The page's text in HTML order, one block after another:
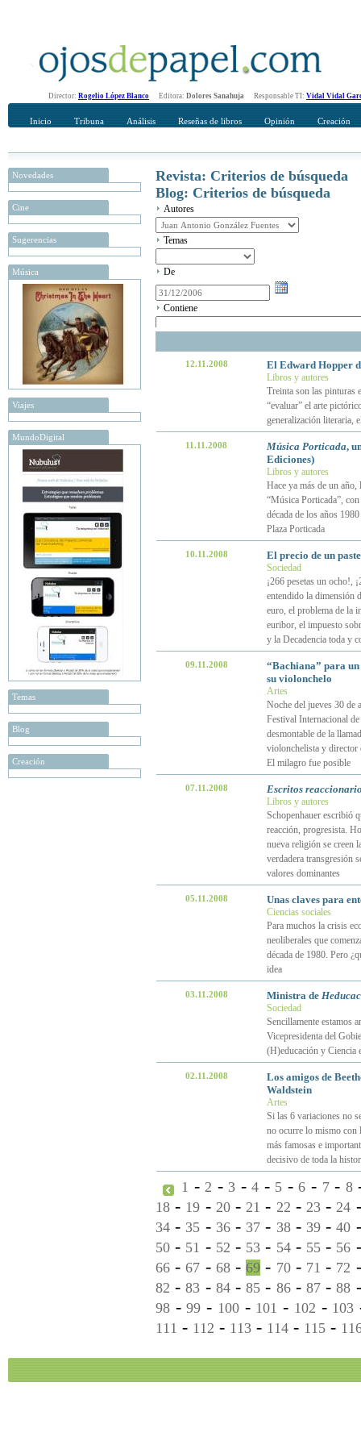
Director: Rogelio López Blanco Editora: Dolores Sanahuja Responsable TI: Vidal Vidal
Inicio Tribuna Análisis Reseñas de libros Opinión Creación
Novedades
Cine
Sugerencias
Música
Viajes
MundoDigital
Temas
Blog
Creación
Revista: Criterios de búsqueda
Blog: Criterios de búsqueda
Autores
Temas
De
Contiene
12.11.2008 El Edward Hopper
Libros y autores
Treinta son las pinturas
“evaluar” el arte
generalización literaria,
11.11.2008 Música Porticada,
Ediciones)
Libros y autores
Hace ya más de un
“Música Porticada”,
década de los años
Plaza Porticada
10.11.2008 El precio de un
Sociedad
¡266 pesetas un ocho!,
entendido la dimensión
euro, el problema de la
euribor, el impuesto
y la Decadencia toda y
09.11.2008
“Bachiana” para
su violonchelo
Artes
Noche del jueves 30
Festival Internacional
desmontable de la
violonchelista y director
El milagro fue posible
07.11.2008 Escritos
Libros y autores
Schopenhauer escribió
reacción, progresista.
nueva religión se creen
verdadera transgresión
valores dominantes
05.11.2008 Unas claves para
Ciencias sociales
Para muchos la crisis
neoliberales que
década de 1980. Pero
idea
03.11.2008 Ministra de
Sociedad
Sencillamente estamos
Vicepresidenta del
(H)educación y Ciencia
02.11.2008
Los amigos de
Waldstein
Artes
Si las 6 variaciones no
no ocurre lo mismo con
más famosas e
decisivo de toda la
1 -2 - 3 -4 - 5 -6 - 7- 8
18 - 19 - 20-21 - 22 - 23-24
34 - 35 - 36- 37 - 38- 39-40
50 - 51 - 52 - 53 - 54- 55- 56
66 -67 - 68- 69 - 70- 71 - 72
82 -83 - 84-85 - 86- 87-88
98 -99 - 100- 101 - 102 - 103
111 - 112 - 113 - 114 - 115 -